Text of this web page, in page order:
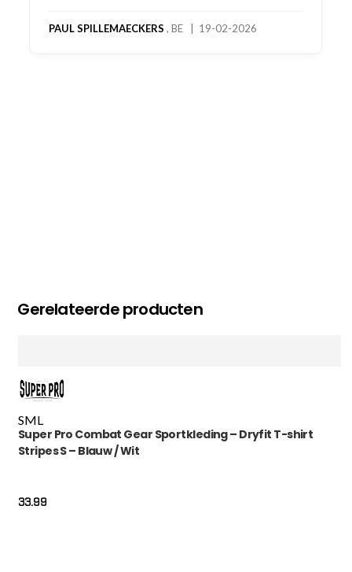
bestelling al ontvangen met gifts, waardoor je
Gerelateerde producten
SML
Super Pro Combat Gear Sportkleding – Dryfit T-shirt
Stripes S – Blauw / Wit
33.99